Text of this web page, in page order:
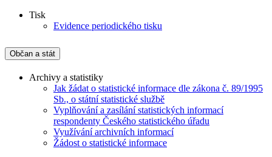
Tisk
Evidence periodického tisku
Občan a stát
Archivy a statistiky
Jak žádat o statistické informace dle zákona č. 89/1995
Sb., o státní statistické službě
Vyplňování a zasílání statistických informací
respondenty Českého statistického úřadu
Využívání archivních informací
Žádost o statistické informace